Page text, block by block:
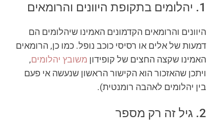
1. יהלומים בתקופת היוונים והרומאים
היוונים והרומאים הקדמונים האמינו שיהלומים הם
דמעות של אלים או רסיסי כוכב נופל. כמו כן, הרומאים
האמינו שקצה החצים של קופידון משובץ יהלומים,
ויתכן שהאזכור הוא הקישור הראשון שנעשה אי פעם
בין יהלומים לאהבה רומנטית).
2. גיל זה רק מספר